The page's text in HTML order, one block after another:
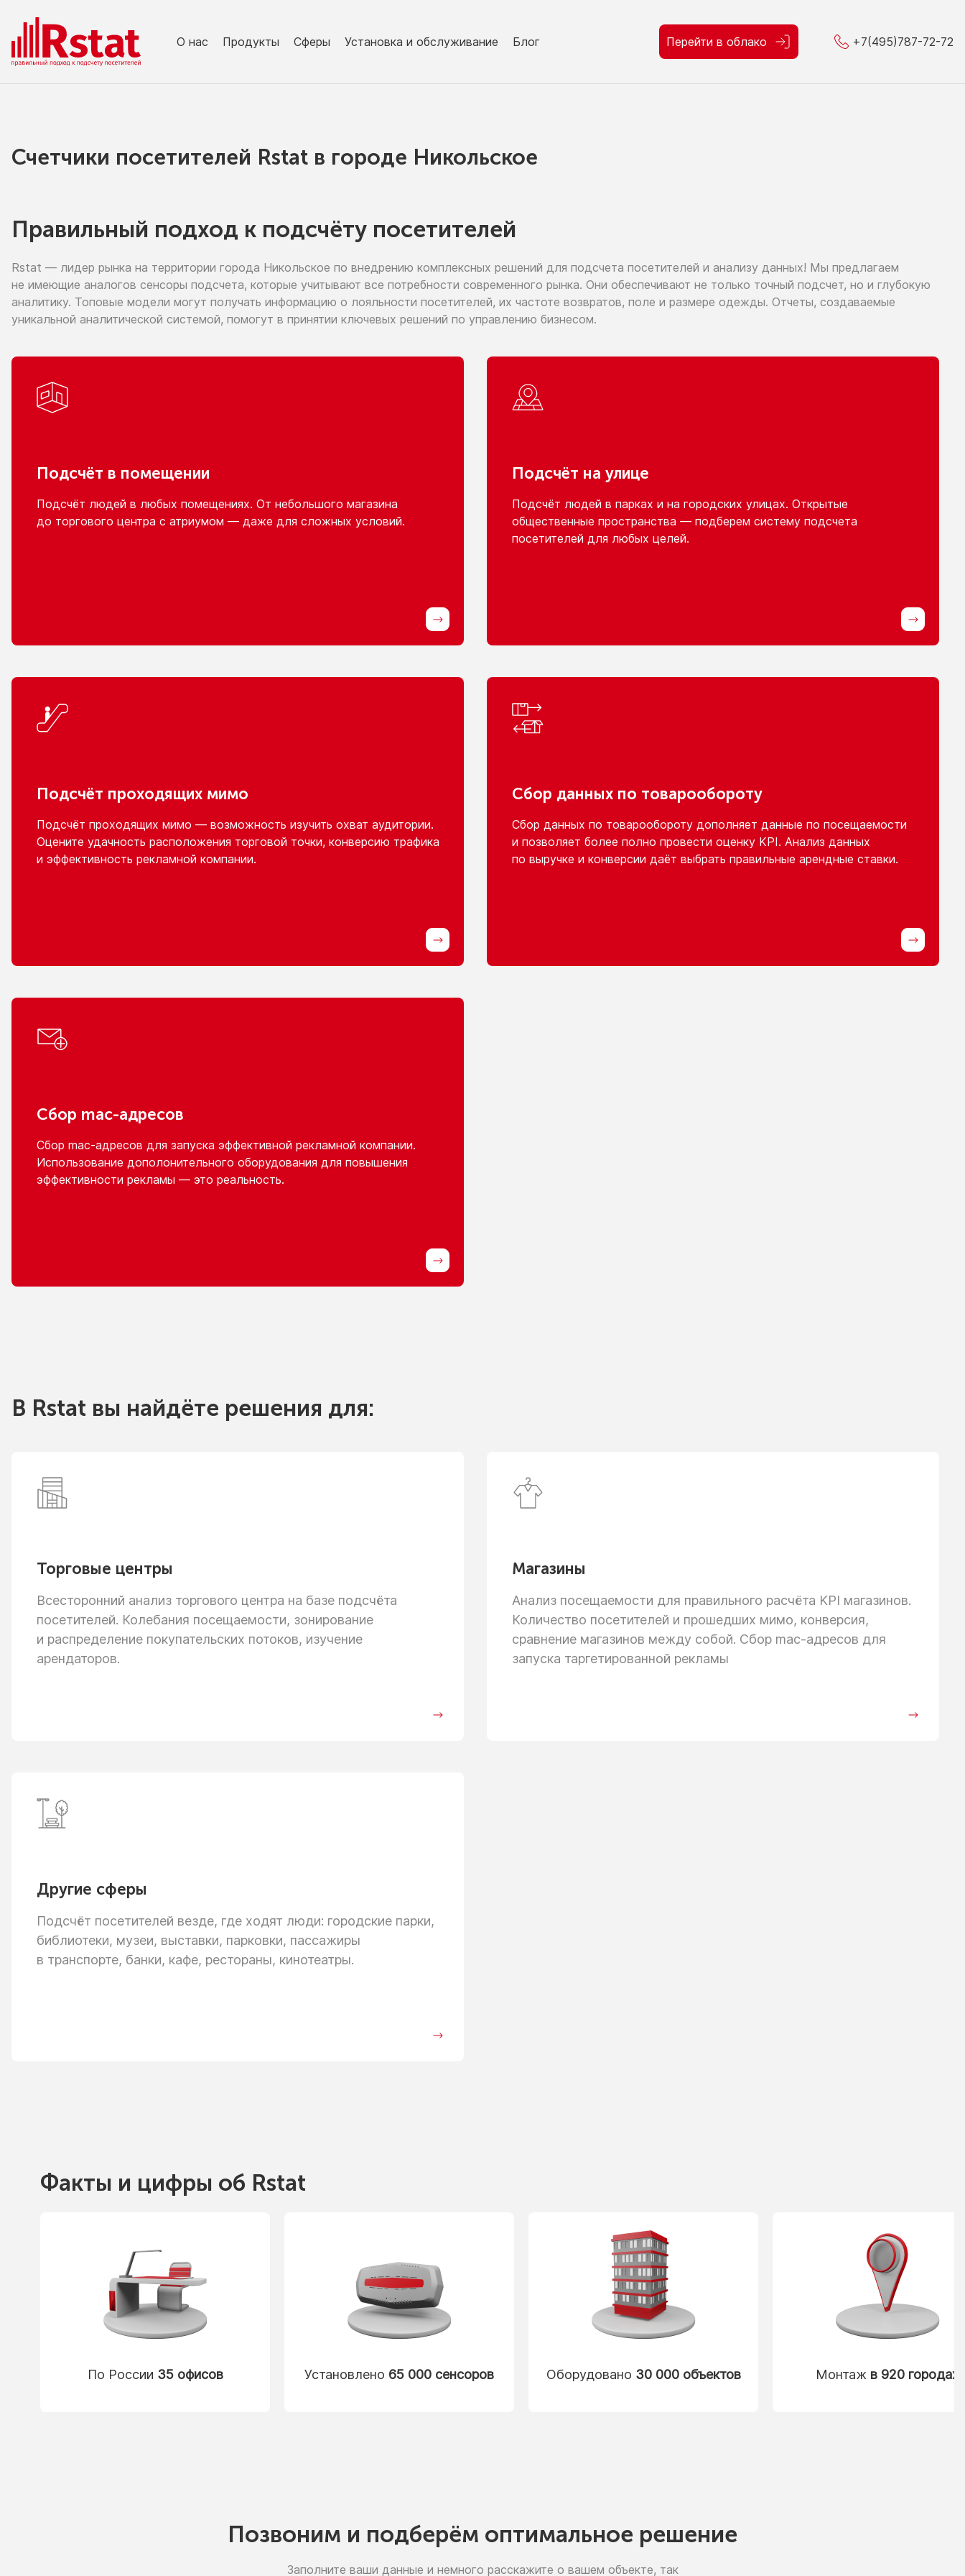
О нас Продукты Сферы Установка и обслуживание Блог Перейти в облако +7(495)787-72-72
Счетчики посетителей Rstat в городe Никольское
Правильный подход к подсчёту посетителей
Rstat — лидер рынка на территории города Никольское по внедрению комплексных решений для подсчета посетителей и анализу данных! Мы предлагаем
не имеющие аналогов сенсоры подсчета, которые учитывают все потребности современного рынка. Они обеспечивают не только точный подсчет, но и глубокую
аналитику. Топовые модели могут получать информацию о лояльности посетителей, их частоте возвратов, поле и размере одежды. Отчеты, создаваемые
уникальной аналитической системой, помогут в принятии ключевых решений по управлению бизнесом.
Подсчёт в помещении
Подсчёт людей в любых помещениях. От небольшого магазина
до торгового центра с атриумом — даже для сложных условий.
Подсчёт на улице
Подсчёт людей в парках и на городских улицах. Открытые
общественные пространства — подберем систему подсчета
посетителей для любых целей.
Подсчёт проходящих мимо
Подсчёт проходящих мимо — возможность изучить охват аудитории.
Оцените удачность расположения торговой точки, конверсию трафика
и эффективность рекламной компании.
Сбор данных по товарообороту
Сбор данных по товарооборотудополняет данные по посещаемости
и позволяет более полно провести оценку KPI. Анализ данных
по выручке и конверсии даёт выбрать правильные арендные ставки.
Сбор mac-адресов
Сбор mac-адресов для запуска эффективной рекламной компании.
Использование дополонительного оборудования для повышения
эффективности рекламы — это реальность.
В Rstat вы найдёте решения для:
Торговые центры
Всесторонний анализ торгового центра на базе подсчёта
посетителей. Колебания посещаемости, зонирование
и распределение покупательских потоков, изучение
арендаторов.
Магазины
Анализ посещаемости для правильного расчёта KPI магазинов.
Количество посетителей и прошедших мимо, конверсия,
сравнение магазинов между собой. Сбор mac-адресов для
запуска таргетированной рекламы
Другие сферы
Подсчёт посетителей везде, где ходят люди: городские парки,
библиотеки, музеи, выставки, парковки, пассажиры
в транспорте, банки, кафе, рестораны, кинотеатры.
Факты и цифры об Rstat
По России 35 офисов Установлено 65 000 сенсоров Оборудовано 30 000 объектов Монтаж в 920 городах
Позвоним и подберём оптимальное решение
Заполните ваши данные и немного расскажите о вашем объекте, так